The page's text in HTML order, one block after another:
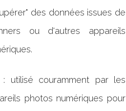
des données issues de
ou d'autres appareils
: utilisé couramment par les
photos numériques pour